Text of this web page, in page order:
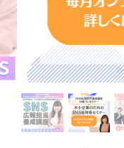
スタッフ紹介
最新ブログ
会社概要